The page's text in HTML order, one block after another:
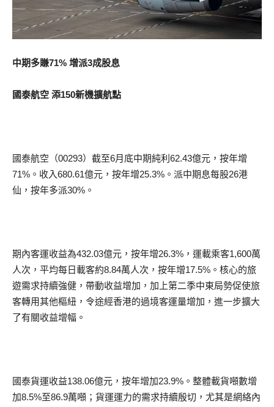
中期多賺71% 增派3成股息
國泰航空 添150新機擴航點
國泰航空（00293）截至6月底中期純利62.43億元，按年增
71%。收入680.61億元，按年增25.3%。派中期息每股26港
仙，按年多派30%。
期內客運收益為432.03億元，按年增26.3%，運載乘客1,600萬
人次，平均每日載客約8.84萬人次，按年增17.5%。核心的旅
遊需求持續強健，帶動收益增加，加上第二季中東局勢促使旅
客轉用其他樞紐，令途經香港的過境客運量增加，進一步擴大
了有關收益增幅。
國泰貨運收益138.06億元，按年增加23.9%。整體載貨噸數增
加8.5%至86.9萬噸；貨運運力的需求持續殷切，尤其是網絡內